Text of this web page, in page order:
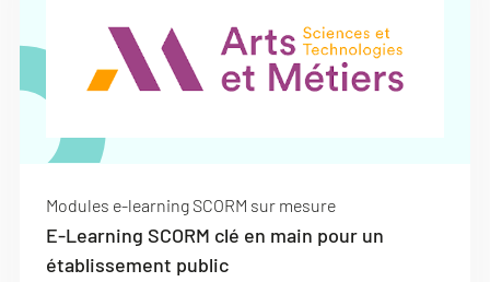
Modules e-learning SCORM sur mesure
E-Learning SCORM clé en main pour un
établissement public